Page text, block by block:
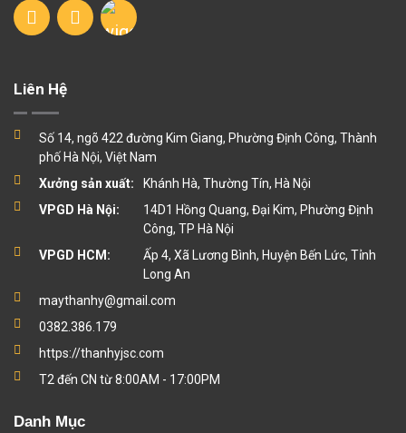
Liên Hệ
Số 14, ngõ 422 đường Kim Giang, Phường Định Công, Thành
phố Hà Nội, Việt Nam
Xưởng sản xuất:
Khánh Hà, Thường Tín, Hà Nội
VPGD Hà Nội:
14D1 Hồng Quang, Đại Kim, Phường Định
Công, TP Hà Nội
VPGD HCM:
Ấp 4, Xã Lương Bình, Huyện Bến Lức, Tỉnh
Long An
maythanhy@gmail.com
0382.386.179
https://thanhyjsc.com
T2 đến CN từ 8:00AM - 17:00PM
Danh Mục